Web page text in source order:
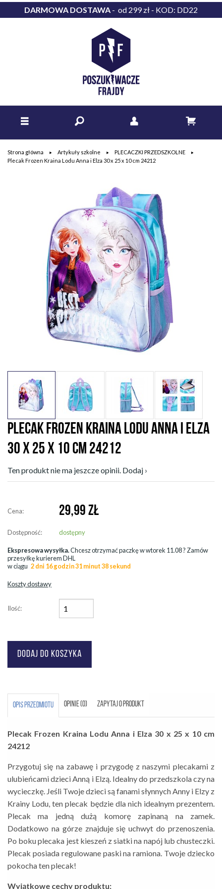
DARMOWA DOSTAWA - od 299 zł - KOD: DD22
Strona główna Artykuły szkolne
PLECACZKI PRZEDSZKOLNE
Plecak Frozen Kraina Lodu Anna i Elza 30 x 25 x 10 cm 24212
PLECAK FROZEN KRAINA LODU ANNA I ELZA
30 X 25 X 10 CM 24212
Ten produkt nie ma jeszcze opinii. Dodaj ›
Cena: 29,99 ZŁ
Dostępność: dostępny
Ekspresowa wysyłka.Chcesz otrzymać paczkę wwtorek 11.08? Zamów
przesyłkę kurierem DHL
w ciągu 2 dni 16 godzin 31 minut 36 sekund
Koszty dostawy
Ilość:
OPIS PRZEDMIOTU OPINIE (0) ZAPYTAJ O PRODUKT
Plecak Frozen Kraina Lodu Anna i Elza 30 x 25 x 10 cm
24212
Przygotuj się na zabawę i przygodę z naszymi plecakami z
ulubieńcami dzieci Anną i Elzą. Idealny do przedszkola czy na
wycieczkę. Jeśli Twoje dzieci są fanami słynnych Anny i Elzy z
Krainy Lodu, ten plecak będzie dla nich idealnym prezentem.
Plecak ma jedną dużą komorę zapinaną na zamek.
Dodatkowo na górze znajduje się uchwyt do przenoszenia.
Po boku plecaka jest kieszeń z siatki na napój lub chusteczki.
Plecak posiada regulowane paski na ramiona. Twoje dziecko
pokocha ten plecak!
Wyjątkowe cechy produktu: